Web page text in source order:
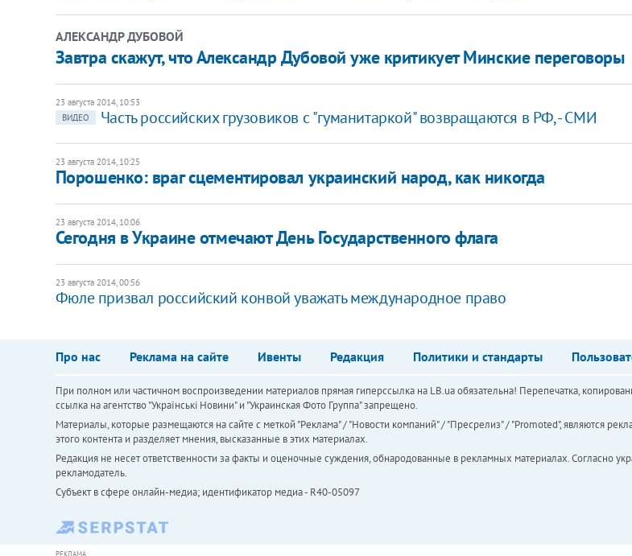
АЛЕКСАНДР ДУБОВОЙ
Завтра скажут, что Александр Дубовой уже критикует Минские переговоры
23 августа 2014, 10:53
ВИДЕО
Часть российских грузовиков с "гуманитаркой" возвращаются в РФ, - СМИ
23 августа 2014, 10:25
Порошенко: враг сцементировал украинский народ, как никогда
23 августа 2014, 10:06
Сегодня в Украине отмечают День Государственного флага
23 августа 2014, 00:56
Фюле призвал российский конвой уважать международное право
Про нас Реклама на сайте Ивенты Редакция Политики и стандарты
При полном или частичном воспроизведении материалов прямая гиперссылка на LB.ua обязательна! Перепечатка,
ссылка на агентство "Українськi Новини" и "Украинская Фото Группа" запрещено.
Материалы, которые размещаются на сайте с меткой "Реклама" / "Новости компаний" / "Пресрелиз" / "Promoted", являются
этого контента и разделяет мнения, высказанные в этих материалах.
Редакция не несет ответственности за факты и оценочные суждения, обнародованные в рекламных материалах. Согласно
рекламодатель.
Субъект в сфере онлайн-медиа; идентификатор медиа - R40-05097
РЕКЛАМА